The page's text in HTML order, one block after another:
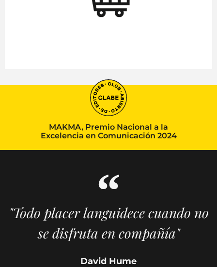
MAKMA, Premio Nacional a la
Excelencia en Comunicación 2024
"Todo placer languidece cuando no
se disfruta en compañía"
David Hume